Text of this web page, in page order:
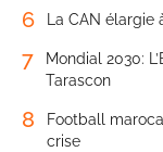
6 La CAN élargie
7
Mondial 2030:
Tarascon
8
Football
crise